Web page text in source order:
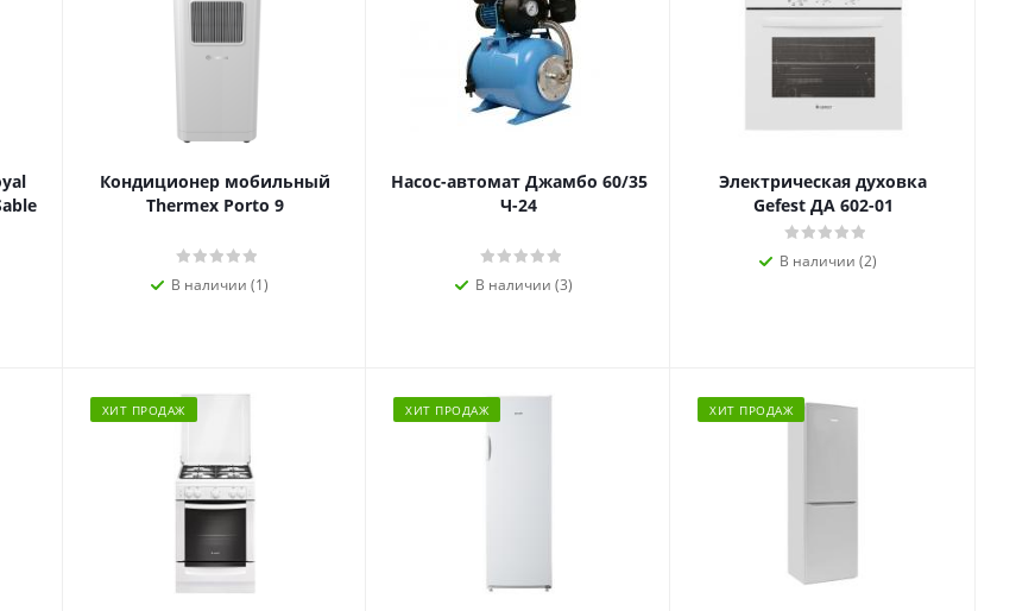
Кондиционер мобильный
Thermex Porto 9
В наличии (1)
Насос-автомат Джамбо 60/35
Ч-24
В наличии (3)
Электрическая духовка
Gefest ДА 602-01
В наличии (2)
ХИТ ПРОДАЖ ХИТ ПРОДАЖ ХИТ ПРОДАЖ